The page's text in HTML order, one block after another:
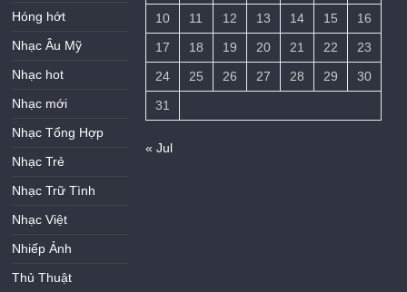
Hóng hớt
Nhạc Âu Mỹ
Nhạc hot
Nhạc mới
Nhạc Tổng Hợp
Nhạc Trẻ
Nhạc Trữ Tình
Nhạc Việt
Nhiếp Ảnh
Thủ Thuật
10
11 12 13 14 15
16
17
18 19 20 21 22
23
24
25 26 27 28 29
30
31
« Jul